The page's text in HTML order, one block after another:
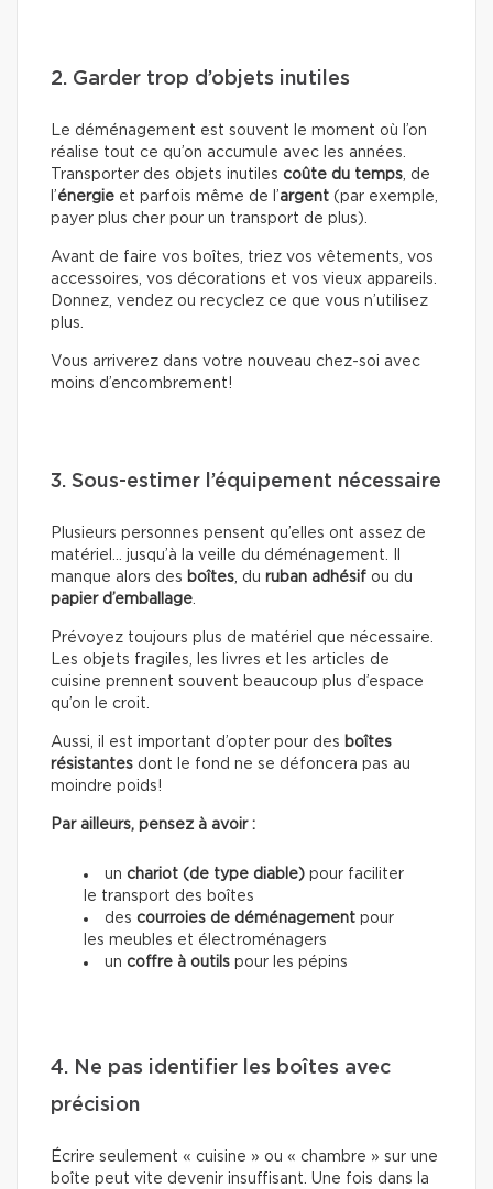
2. Garder trop d’objets inutiles
Le déménagement est souvent le moment où l’on
réalise tout ce qu’on accumule avec les années.
Transporter des objets inutiles coûte du temps, de
l’énergie et parfois même de l’argent (par exemple,
payer plus cher pour un transport de plus).
Avant de faire vos boîtes, triez vos vêtements, vos
accessoires, vos décorations et vos vieux appareils.
Donnez, vendez ou recyclez ce que vous n’utilisez
plus.
Vous arriverez dans votre nouveau chez-soi avec
moins d’encombrement!
3. Sous-estimer l’équipement nécessaire
Plusieurs personnes pensent qu’elles ont assez de
matériel… jusqu’à la veille du déménagement. Il
manque alors des boîtes, du ruban adhésif ou du
papier d’emballage.
Prévoyez toujours plus de matériel que nécessaire.
Les objets fragiles, les livres et les articles de
cuisine prennent souvent beaucoup plus d’espace
qu’on le croit.
Aussi, il est important d’opter pour des boîtes
résistantes dont le fond ne se défoncera pas au
moindre poids!
Par ailleurs, pensez à avoir :
un chariot (de type diable) pour faciliter
le transport des boîtes
des courroies de déménagement pour
les meubles et électroménagers
un coffre à outils pour les pépins
4. Ne pas identifier les boîtes avec
précision
Écrire seulement « cuisine » ou « chambre » sur une
boîte peut vite devenir insuffisant. Une fois dans la